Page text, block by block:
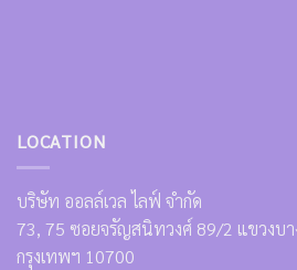
LOCATION
บริษัท ออลล์เวล ไลฟ์ จำกัด
73, 75 ซอยจรัญสนิทวงศ์ 89/2 แขวงบ
กรุงเทพฯ 10700